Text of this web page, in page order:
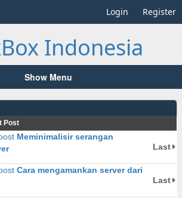
Login Register
Indonesia
Show Menu
Post
Meminimalisir serangan
Last
Cara mengamankan server dari
Last